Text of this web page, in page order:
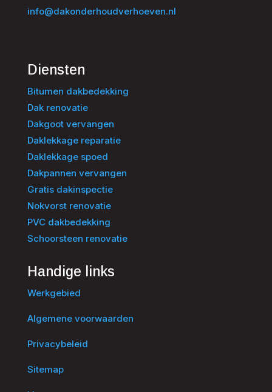
info@dakonderhoudverhoeven.nl
Diensten
Bitumen dakbedekking
Dak renovatie
Dakgoot vervangen
Daklekkage reparatie
Daklekkage spoed
Dakpannen vervangen
Gratis dakinspectie
Nokvorst renovatie
PVC dakbedekking
Schoorsteen renovatie
Handige links
Werkgebied
Algemene voorwaarden
Privacybeleid
Sitemap